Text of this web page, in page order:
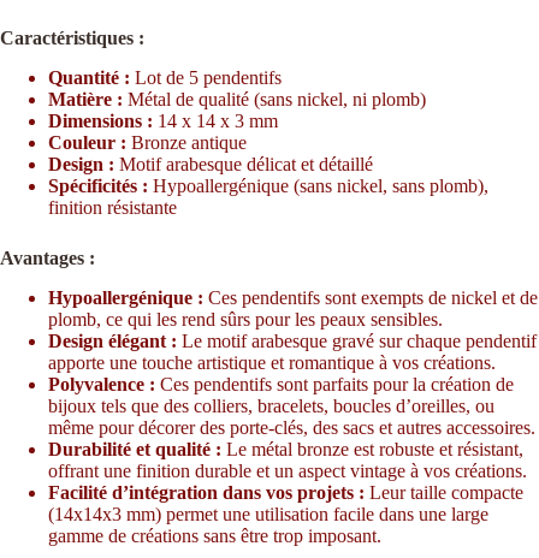
Caractéristiques :
Quantité : Lot de 5 pendentifs
Matière : Métal de qualité (sans nickel, ni plomb)
Dimensions : 14 x 14 x 3 mm
Couleur : Bronze antique
Design : Motif arabesque délicat et détaillé
Spécificités : Hypoallergénique (sans nickel, sans plomb),
finition résistante
Avantages :
Hypoallergénique : Ces pendentifs sont exempts de nickel et de
plomb, ce qui les rend sûrs pour les peaux sensibles.
Design élégant : Le motif arabesque gravé sur chaque pendentif
apporte une touche artistique et romantique à vos créations.
Polyvalence : Ces pendentifs sont parfaits pour la création de
bijoux tels que des colliers, bracelets, boucles d’oreilles, ou
même pour décorer des porte-clés, des sacs et autres accessoires.
Durabilité et qualité : Le métal bronze est robuste et résistant,
offrant une finition durable et un aspect vintage à vos créations.
Facilité d’intégration dans vos projets : Leur taille compacte
(14x14x3 mm) permet une utilisation facile dans une large
gamme de créations sans être trop imposant.